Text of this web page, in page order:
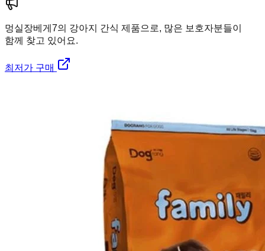
멍실장베게7의 강아지 간식 제품으로, 많은 보호자분들이
함께 찾고 있어요.
최저가 구매